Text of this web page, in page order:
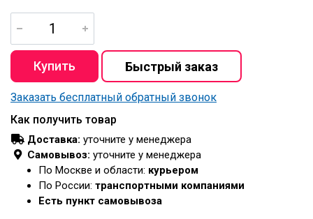
Заказать бесплатный обратный звонок
Как получить товар
Доставка: уточните у менеджера
Самовывоз: уточните у менеджера
По Москве и области: курьером
По России: транспортными компаниями
Есть пункт самовывоза